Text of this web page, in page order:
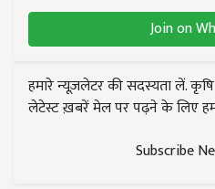
Join on
हमारे न्यूज़लेटर की सदस्यता लें.
लेटेस्ट ख़बरें मेल पर पढ़ने के लिए
Subscribe